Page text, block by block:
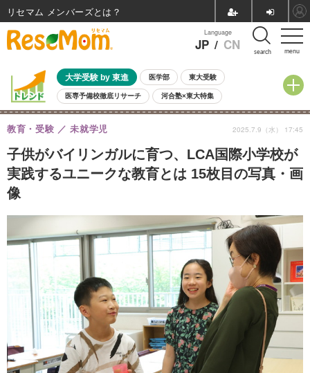
menu
Language
JP / CN search
大学受験 by 東進 医学部 東大受験
医専予備校徹底リサーチ 河合塾×東大特集
親子で考える大学選び 高校受験 中学受験 小学校受験
共通テスト 夏休み
8月開催イベント・WS 全国公立高校 過去問 人気記事
自由研究教材（小学生向け） 自由研究教材（中学生向け） ランキング
子供がバイリンガルに育つ、LCA国際小学校が
実践するユニークな教育とは 15枚目の写真・画
像
教育・受験 未就学児 2025.7.9（水） 17:45
リセマム メンバーズ